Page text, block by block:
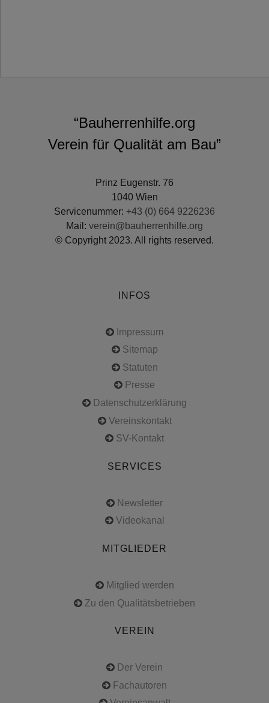
“Bauherrenhilfe.org
Verein für Qualität am Bau”
Prinz Eugenstr. 76
1040 Wien
Servicenummer: +43 (0) 664 9226236
Mail: verein@bauherrenhilfe.org
© Copyright 2023. All rights reserved.
INFOS
Impressum
Sitemap
Statuten
Presse
Datenschutzerklärung
Vereinskontakt
SV-Kontakt
SERVICES
Newsletter
Videokanal
MITGLIEDER
Mitglied werden
Zu den Qualitätsbetrieben
VEREIN
Der Verein
Fachautoren